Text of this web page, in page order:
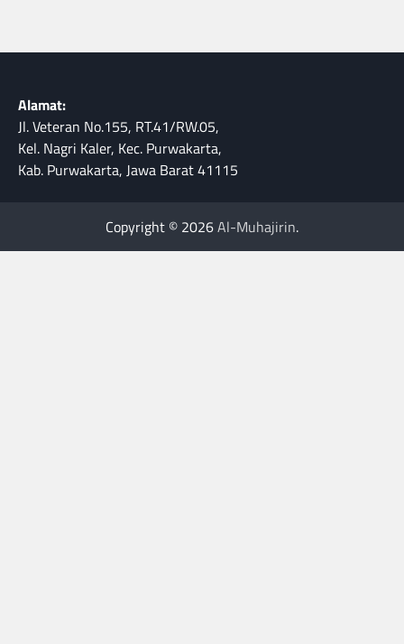
Alamat:
Jl. Veteran No.155, RT.41/RW.05,
Kel. Nagri Kaler, Kec. Purwakarta,
Kab. Purwakarta, Jawa Barat 41115
Copyright © 2026Al-Muhajirin.